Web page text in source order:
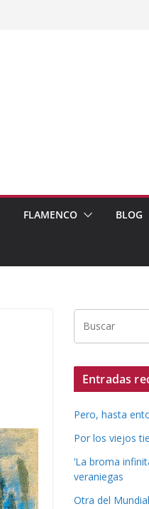
FLAMENCO BLOG
Entradas
Pero, hasta
Por los viejos
‘La broma
veraniegas
Otra del Mundial